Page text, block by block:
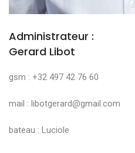
Administrateur :
Gerard Libot
gsm : +32 497 42 76 60
mail : libotgerard@gmail.com
bateau : Luciole